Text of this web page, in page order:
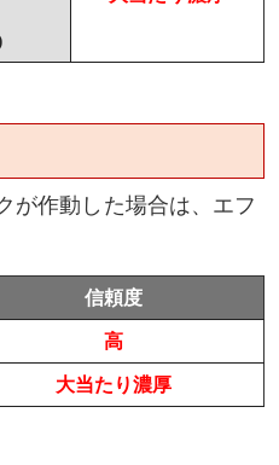
が作動した場合は、エフ
信頼度
高
大当たり濃厚